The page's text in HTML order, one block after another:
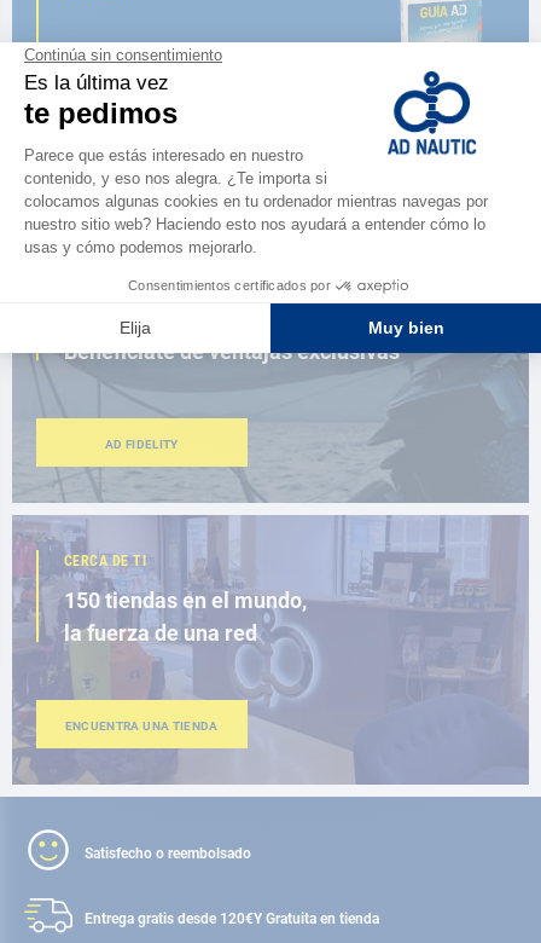
Descubre
la nueva guía AD 2026
NAVEGAR POR EL CATÁLOGO
ESPACIO FIDELIDAD
¿Eres apasionado?
Benefíciate de ventajas exclusivas
AD FIDELITY
CERCA DE TI
150 tiendas en el mundo,
la fuerza de una red
ENCUENTRA UNA TIENDA
Satisfecho o reembolsado
Entrega gratis desde 120€Y Gratuita en tienda